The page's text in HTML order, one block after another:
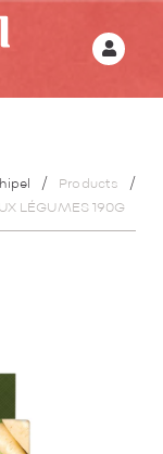
Products
LÉGUMES 190G